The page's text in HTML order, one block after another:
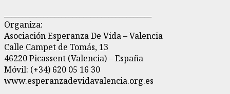
Organiza:
Asociación Esperanza De Vida – Valencia
Calle Campet de Tomás, 13
46220 Picassent (Valencia) – España
Móvil: (+34) 620 05 16 30
www.esperanzadevidavalencia.org.es